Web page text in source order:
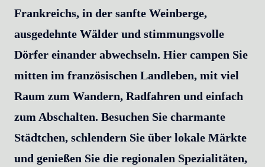
Frankreichs, in der sanfte Weinberge,
ausgedehnte Wälder und stimmungsvolle
Dörfer einander abwechseln. Hier campen Sie
mitten im französischen Landleben, mit viel
Raum zum Wandern, Radfahren und einfach
zum Abschalten. Besuchen Sie charmante
Städtchen, schlendern Sie über lokale Märkte
und genießen Sie die regionalen Spezialitäten,